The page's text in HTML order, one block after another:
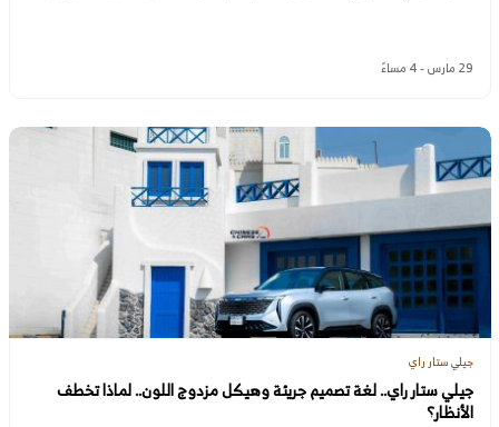
29 مارس - 4 مساءً
جيلي ستار راي
جيلي ستار راي.. لغة تصميم جريئة وهيكل مزدوج اللون.. لماذا تخطف
الأنظار؟